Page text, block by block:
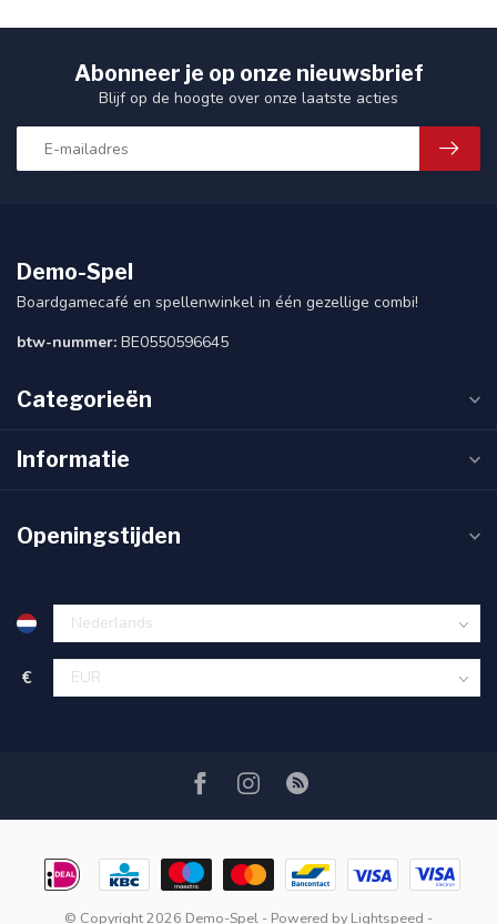
Abonneer je op onze nieuwsbrief
Blijf op de hoogte over onze laatste acties
Demo-Spel
Boardgamecafé en spellenwinkel in één gezellige combi!
btw-nummer: BE0550596645
Categorieën
Informatie
Openingstijden
€
© Copyright 2026 Demo-Spel - Powered by Lightspeed -